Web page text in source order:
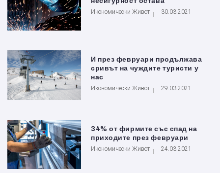
Икономически Живот 30.03.2021
И през февруари продължава
сривът на чуждите туристи у
нас
Икономически Живот 29.03.2021
34% от фирмите със спад на
приходите през февруари
Икономически Живот 24.03.2021